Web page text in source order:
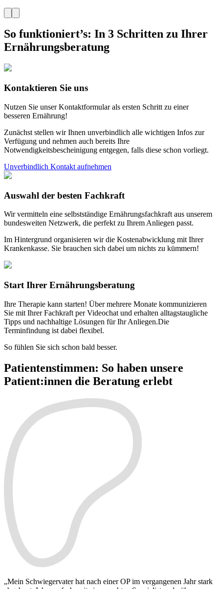
So funktioniert’s: In 3 Schritten zu Ihrer
Ernährungs­beratung
Kontaktieren Sie uns
Nutzen Sie unser Kontaktformular als ersten Schritt zu einer
besseren Ernährung!
Zunächst stellen wir Ihnen unverbindlich alle wichtigen Infos zur
Verfügung und nehmen auch bereits Ihre
Notwendigkeitsbescheinigung entgegen, falls diese schon vorliegt.
Unverbindlich Kontakt aufnehmen
Auswahl der besten Fachkraft
Wir vermitteln eine selbstständige Ernährungsfachkraft aus unserem
bundesweiten Netzwerk, die perfekt zu Ihrem Anliegen passt.
Im Hintergrund organisieren wir die Kostenabwicklung mit Ihrer
Krankenkasse. Sie brauchen sich dabei um nichts zu kümmern!
Start Ihrer Ernährungsberatung
Ihre Therapie kann starten! Über mehrere Monate kommunizieren
Sie mit Ihrer Fachkraft per Videochat und erhalten alltagstaugliche
Tipps und nachhaltige Lösungen für Ihr Anliegen.Die
Terminfindung ist dabei flexibel.
So fühlen Sie sich schon bald besser.
Patientenstimmen: So haben unsere
Patient:innen die Beratung erlebt
„Mein Schwiegervater hat nach einer OP im vergangenen Jahr stark